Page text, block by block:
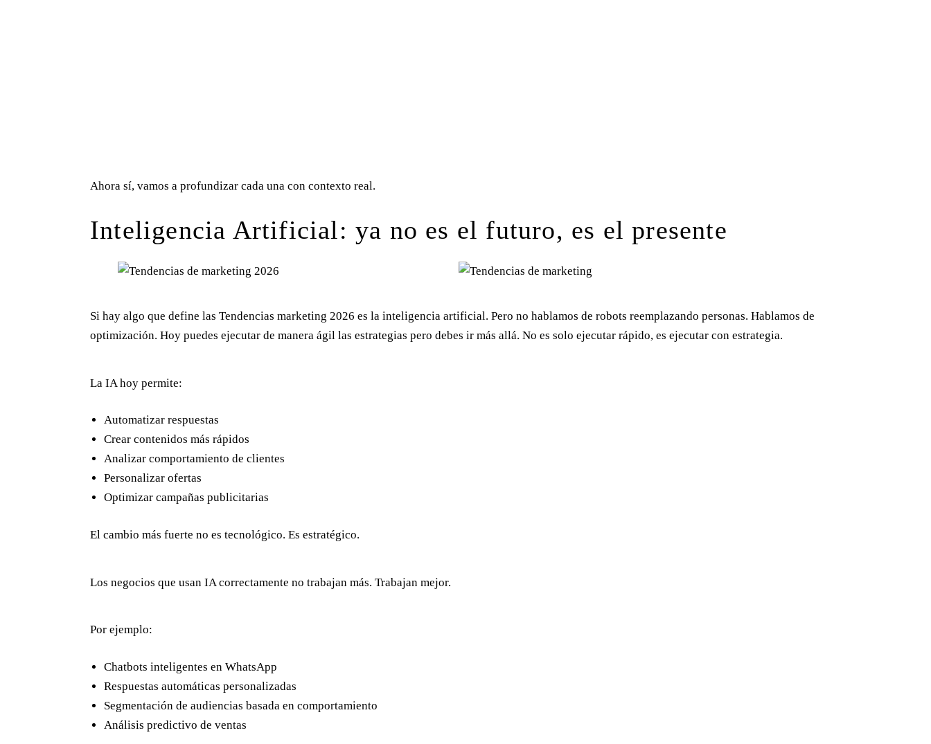
Ahora sí, vamos a profundizar cada una con contexto real.
Inteligencia Artificial: ya no es el futuro, es el presente
Si hay algo que define las Tendencias marketing 2026 es la inteligencia artificial. Pero no hablamos de robots reemplazando personas. Hablamos de
optimización. Hoy puedes ejecutar de manera ágil las estrategias pero debes ir más allá. No es solo ejecutar rápido, es ejecutar con estrategia.
La IA hoy permite:
Automatizar respuestas
Crear contenidos más rápidos
Analizar comportamiento de clientes
Personalizar ofertas
Optimizar campañas publicitarias
El cambio más fuerte no es tecnológico. Es estratégico.
Los negocios que usan IA correctamente no trabajan más. Trabajan mejor.
Por ejemplo:
Chatbots inteligentes en WhatsApp
Respuestas automáticas personalizadas
Segmentación de audiencias basada en comportamiento
Análisis predictivo de ventas